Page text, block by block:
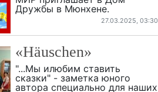
Дружбы в Мюнхене.
27.03.2025, 03:30
«Häuschen»
"...Мы илюбим ставить
сказки" - заметка юного
автора специально для наших